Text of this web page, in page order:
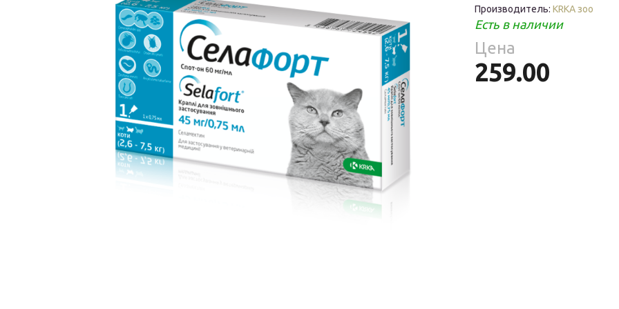
Слабоалкогольные
Крупы
Соусы
Консервация
Восточная кухня
Снеки и закуски
Пищевые
ингредиенты
Растительное
Фломастеры
гигиены
Производитель: КRКА зоо
Есть в наличии
Цена
259.00